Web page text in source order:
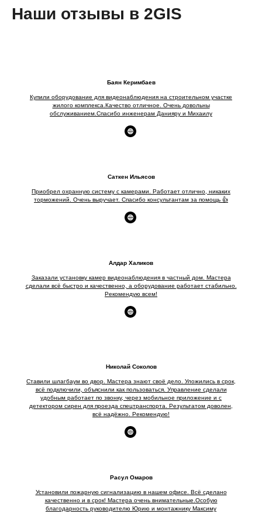
Наши отзывы в 2GIS
Баян Керимбаев
Купили оборудование для видеонаблюдения на строительном участке
жилого комплекса.Качество отличное. Очень довольны
обслуживанием.Спасибо инженерам Данияру и Михаилу
Саткен Ильясов
Приобрел охранную систему с камерами. Работает отлично, никаких
торможений. Очень выручает. Спасибо консультантам за помощь 👍
Алдар Халиков
Заказали установку камер видеонаблюдения в частный дом. Мастера
сделали всё быстро и качественно, а оборудование работает стабильно.
Рекомендую всем!
Николай Соколов
Ставили шлагбаум во двор. Мастера знают своё дело. Уложились в срок,
всё подключили, объяснили как пользоваться. Управление сделали
удобным работает по звонку, через мобильное приложение и с
детектором сирен для проезда спецтранспорта. Результатом доволен,
всё надёжно. Рекомендую!
Расул Омаров
Установили пожарную сигнализацию в нашем офисе. Всё сделано
качественно и в срок! Мастера очень внимательные.Особую
благодарность руководителю Юрию и монтажнику Максиму